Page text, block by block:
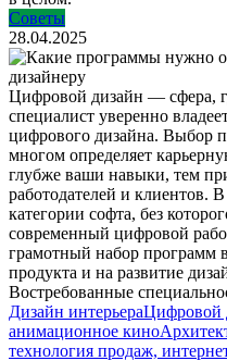
Советы
28.04.2025
Цифровой дизайн — сфера,
специалист уверенно
цифрового дизайна. Выбор
многом определяет
глубже ваши навыки, тем
работодателей и клиентов.
категории софта, без
современный цифровой
грамотный набор программ
продукта и на развитие
Востребованные
Дизайн интерьераЦифровой
анимационное кино
технология продаж,